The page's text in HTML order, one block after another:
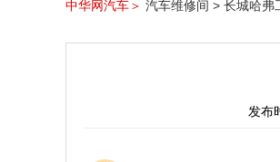
中华网汽车＞ 汽车维修间 > 长城哈弗
发布